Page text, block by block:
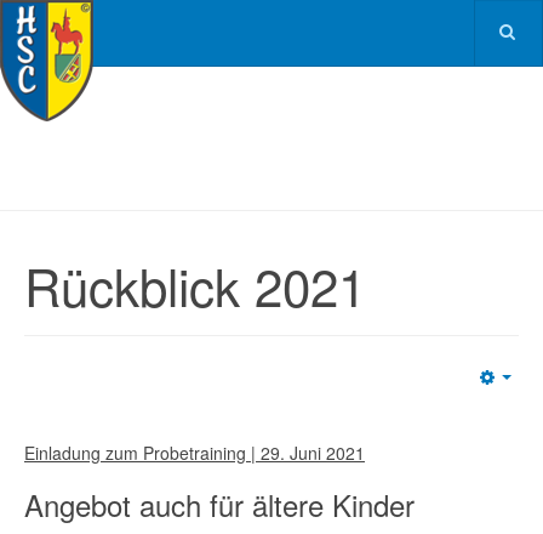
Rückblick 2021
Einladung zum Probetraining | 29. Juni 2021
Angebot auch für ältere Kinder